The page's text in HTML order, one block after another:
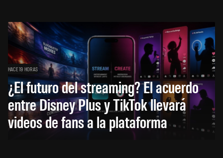
HACE 19 HORAS
¿El futuro del streaming? El acuerdo
entre Disney Plus y TikTok llevará
videos de fans a la plataforma